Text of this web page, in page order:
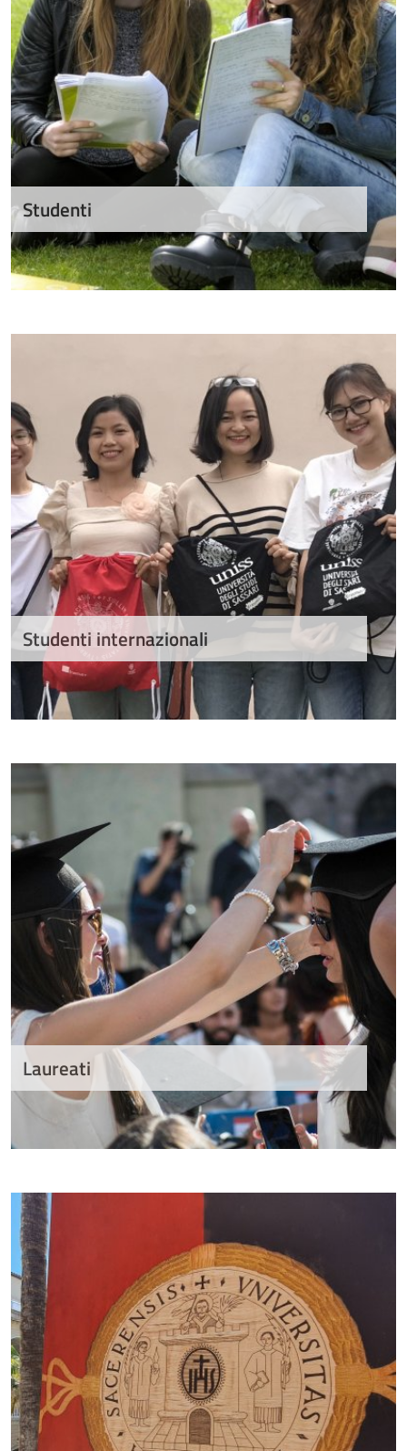
Studenti
Studenti internazionali
Laureati